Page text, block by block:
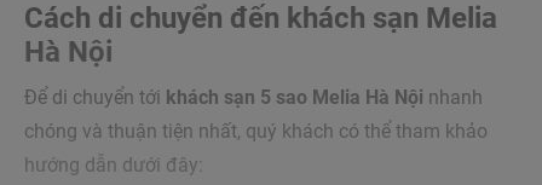
Cách di chuyển đến khách sạn Melia
Hà Nội
Để di chuyển tới khách sạn 5 sao Melia Hà Nội nhanh
chóng và thuận tiện nhất, quý khách có thể tham khảo
hướng dẫn dưới đây: